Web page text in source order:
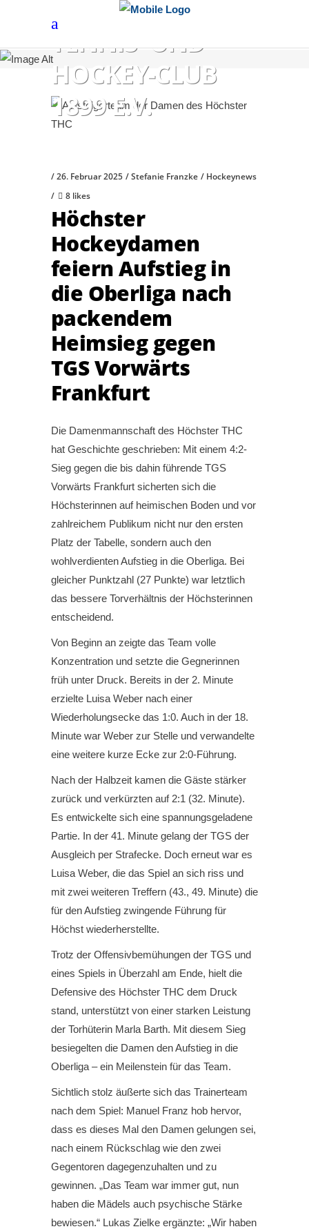
HÖCHSTER
TENNIS- UND
HOCKEY-CLUB
1899 E.V.
26. Februar 2025 Stefanie Franzke
Hockeynews
8 likes
Höchster
Hockeydamen
feiern Aufstieg in
die Oberliga nach
packendem
Heimsieg gegen
TGS Vorwärts
Frankfurt
Die Damenmannschaft des Höchster THC
hat Geschichte geschrieben: Mit einem 4:2-
Sieg gegen die bis dahin führende TGS
Vorwärts Frankfurt sicherten sich die
Höchsterinnen auf heimischen Boden und vor
zahlreichem Publikum nicht nur den ersten
Platz der Tabelle, sondern auch den
wohlverdienten Aufstieg in die Oberliga. Bei
gleicher Punktzahl (27 Punkte) war letztlich
das bessere Torverhältnis der Höchsterinnen
entscheidend.
Von Beginn an zeigte das Team volle
Konzentration und setzte die Gegnerinnen
früh unter Druck. Bereits in der 2. Minute
erzielte Luisa Weber nach einer
Wiederholungsecke das 1:0. Auch in der 18.
Minute war Weber zur Stelle und verwandelte
eine weitere kurze Ecke zur 2:0-Führung.
Nach der Halbzeit kamen die Gäste stärker
zurück und verkürzten auf 2:1 (32. Minute).
Es entwickelte sich eine spannungsgeladene
Partie. In der 41. Minute gelang der TGS der
Ausgleich per Strafecke. Doch erneut war es
Luisa Weber, die das Spiel an sich riss und
mit zwei weiteren Treffern (43., 49. Minute) die
für den Aufstieg zwingende Führung für
Höchst wiederherstellte.
Trotz der Offensivbemühungen der TGS und
eines Spiels in Überzahl am Ende, hielt die
Defensive des Höchster THC dem Druck
stand, unterstützt von einer starken Leistung
der Torhüterin Marla Barth. Mit diesem Sieg
besiegelten die Damen den Aufstieg in die
Oberliga – ein Meilenstein für das Team.
Sichtlich stolz äußerte sich das Trainerteam
nach dem Spiel: Manuel Franz hob hervor,
dass es dieses Mal den Damen gelungen sei,
nach einem Rückschlag wie den zwei
Gegentoren dagegenzuhalten und zu
gewinnen. „Das Team war immer gut, nun
haben die Mädels auch psychische Stärke
bewiesen.“ Lukas Zielke ergänzte: „Wir haben